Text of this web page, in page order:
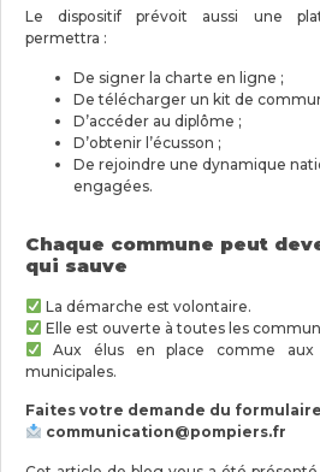
Le dispositif prévoit aussi une
permettra :
De signer la charte en ligne ;
De télécharger un kit de
D’accéder au diplôme ;
D’obtenir l’écusson ;
De rejoindre une dynamique
engagées.
Chaque commune peut
qui sauve
La démarche est volontaire.
Elle est ouverte à toutes les
Aux élus en place comme aux
municipales.
Faites votre demande du formulaire
communication@pompiers.fr